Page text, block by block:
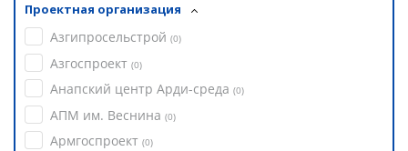
Проектная организация
Азгипросельстрой (0)
Азгоспроект (0)
Анапский центр Арди-среда (0)
АПМ им. Веснина (0)
Армгоспроект (0)